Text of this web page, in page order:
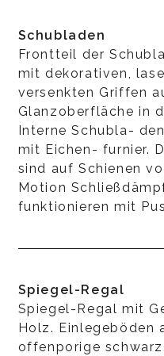
Schubladen
Frontteil der
mit dekorativen,
versenkten Griffen
Glanzoberfläche in
Interne Schubla-
mit Eichen- furnier.
sind auf Schienen
Motion
funktionieren mit
Spiegel-Regal
Spiegel-Regal mit
Holz. Einlegeböden
offenporige